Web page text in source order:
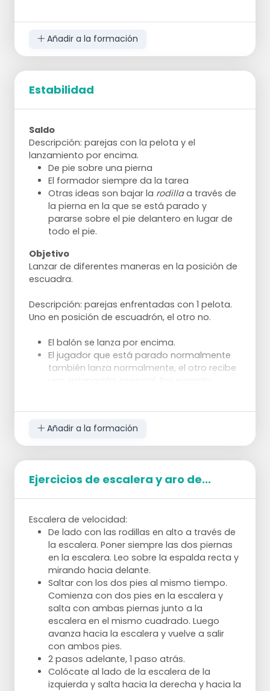
y 2x derecha
Añadir a la formación
Estabilidad
Saldo
Descripción: parejas con la pelota y el
lanzamiento por encima.
De pie sobre una pierna
El formador siempre da la tarea
Otras ideas son bajar la rodillaa través de
la pierna en la que se está parado y
pararse sobre el pie delantero en lugar de
todo el pie.
Objetivo
Lanzar de diferentes maneras en la posición de
escuadra.
Descripción: parejas enfrentadas con 1 pelota.
Uno en posición de escuadrón, el otro no.
El balón se lanza por encima.
El jugador que está parado normalmente
también lanza normalmente, el otro recibe
etc.
veces.
normalmente dé las órdenes sobre cómo debe
lanzar el otro
Objetivo
Entrenamiento de fuerza / equilibrio.
Descripción: los jugadores se sientan en el suelo
en filas de tres, a una distancia tal que puedan
tocarse si ambos estiran el brazo.
En un lado comienza una bola; puede ser
una bola pequeña para mayor comodidad.
En el otro lado hay 3 tapas. Al sentarse,
sólo las nalgas pueden tocar el suelo, nada
más. Así que tienes que quedarte un poco
Añadir a la formación
Ejercicios de escalera y aro de...
Escalera de velocidad:
De lado con las rodillas en alto a través de
la escalera. Poner siempre las dos piernas
en la escalera. Leo sobre la espalda recta y
mirando hacia delante.
Saltar con los dos pies al mismo tiempo.
Comienza con dos pies en la escalera y
salta con ambas piernas junto a la
escalera en el mismo cuadrado. Luego
avanza hacia la escalera y vuelve a salir
con ambos pies.
2 pasos adelante, 1 paso atrás.
Colócate al lado de la escalera de la
izquierda y salta hacia la derecha y hacia la